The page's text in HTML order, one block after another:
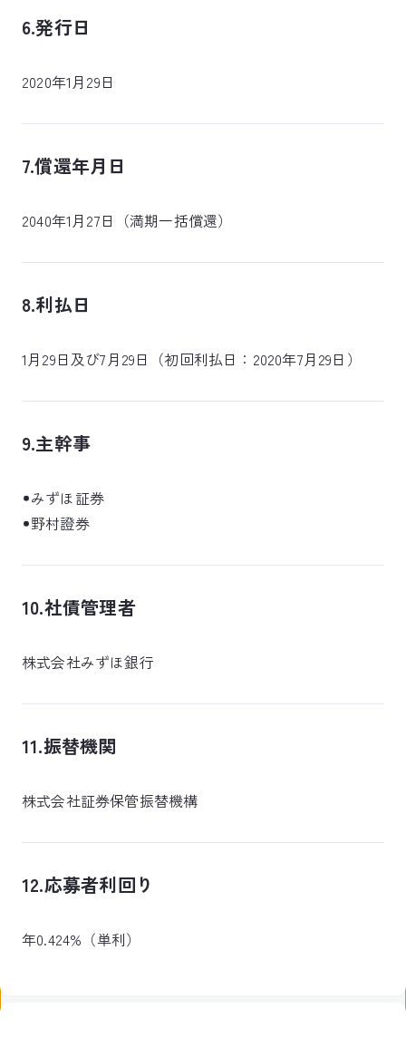
6.発行日
2020年1月29日
7.償還年月日
2040年1月27日（満期一括償還）
8.利払日
1月29日及び7月29日（初回利払日：2020年7月29日）
9.主幹事
みずほ証券
野村證券
10.社債管理者
株式会社みずほ銀行
11.振替機関
株式会社証券保管振替機構
12.応募者利回り
年0.424%（単利）